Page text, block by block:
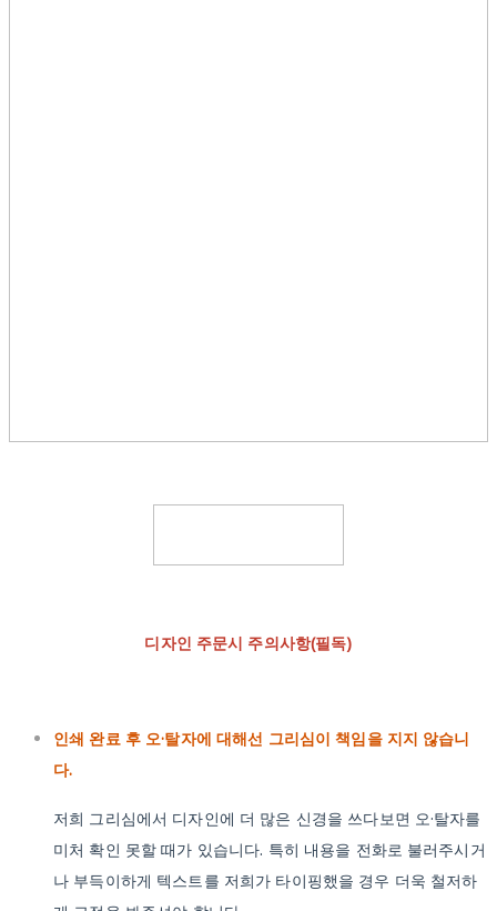
디자인 주문시 주의사항(필독)
인쇄 완료 후 오·탈자에 대해선 그리심이 책임을 지지 않습니
다.
저희 그리심에서 디자인에 더 많은 신경을 쓰다보면 오·탈자를
미처 확인 못할 때가 있습니다. 특히 내용을 전화로 불러주시거
나 부득이하게 텍스트를 저희가 타이핑했을 경우 더욱 철저하